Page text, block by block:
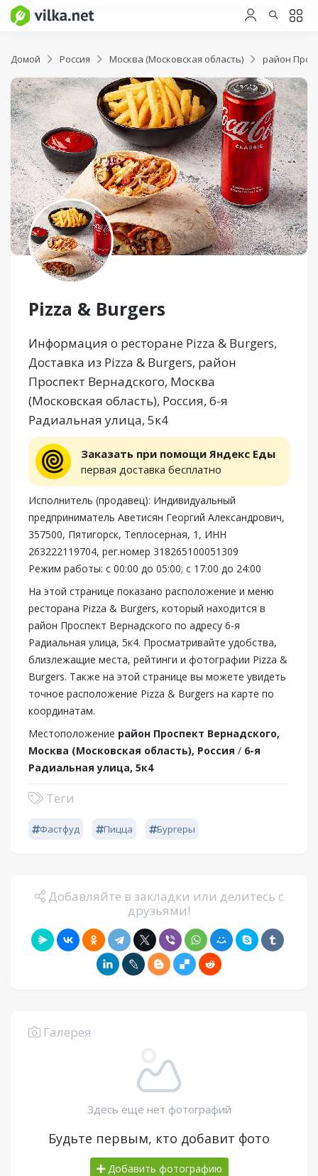
Домой Россия Москва (Московская область) район
Pizza & Burgers
Информация о ресторане Pizza & Burgers,
Доставка из Pizza & Burgers, район
Проспект Вернадского, Москва
(Московская область), Россия, 6-я
Радиальная улица, 5к4
Заказать при помощи Яндекс Еды
первая доставка бесплатно
Исполнитель (продавец): Индивидуальный
предприниматель Аветисян Георгий Александрович,
357500, Пятигорск, Теплосерная, 1, ИНН
263222119704, рег.номер 318265100051309
Режим работы: с 00:00 до 05:00; с 17:00 до 24:00
На этой странице показано расположение и меню
ресторана Pizza & Burgers, который находится в
район Проспект Вернадского по адресу 6-я
Радиальная улица, 5к4. Просматривайте удобства,
близлежащие места, рейтинги и фотографии Pizza &
Burgers. Также на этой странице вы можете увидеть
точное расположение Pizza & Burgers на карте по
координатам.
Местоположение район Проспект Вернадского,
Москва (Московская область), Россия / 6-я
Радиальная улица, 5к4
Теги
Фастфуд Пицца Бургеры
Добавляйте в закладки или делитесь с
друзьями!
Галерея
Здесь еще нет фотографий
Будьте первым, кто добавит фото
Добавить фотографию